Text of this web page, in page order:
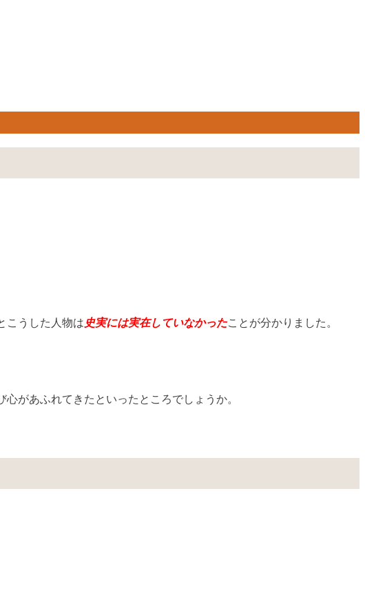
こうした人物は 史実には実在していなかったことが分かりました。
があふれてきたといったところでしょうか。